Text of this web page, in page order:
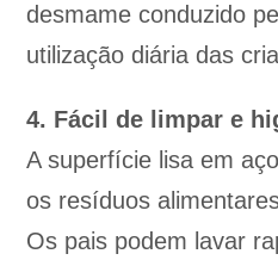
desmame conduzido
utilização diária das
4. Fácil de limpar e
A superfície lisa em
os resíduos
Os pais podem lavar